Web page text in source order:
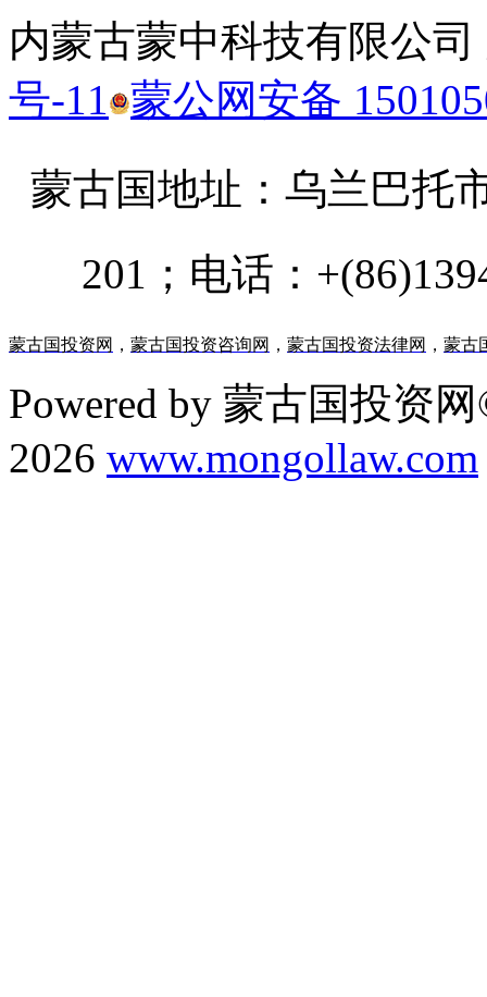
内蒙古蒙中科技有限公
号-11 蒙公网安备
蒙古国地址： 乌兰巴托
201；电话：
蒙古国投资网 ， 蒙古国投资咨询网 ， 蒙古国投资法律网 ， 蒙古
Powered by 蒙古国投资
2026 www.mongollaw.com